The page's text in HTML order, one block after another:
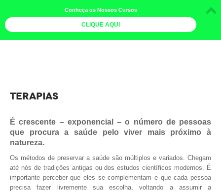
MAIS
QUEM SOMOS
BOLETINS
GALERIA DE FOTOS
TERAPIAS
É crescente – exponencial – o número de pessoas
que procura a saúde pelo viver mais próximo à
natureza.
Os métodos de preservar a saúde são múltiplos e variados. Chegam
até nós de tradições antigas ou dos estudos científicos modernos. É
importante perceber que eles se complementam e que cada pessoa
precisa fazer livremente sua escolha, voltando a assumir a
Conheça os Nossos Cursos
CLIQUE AQUI